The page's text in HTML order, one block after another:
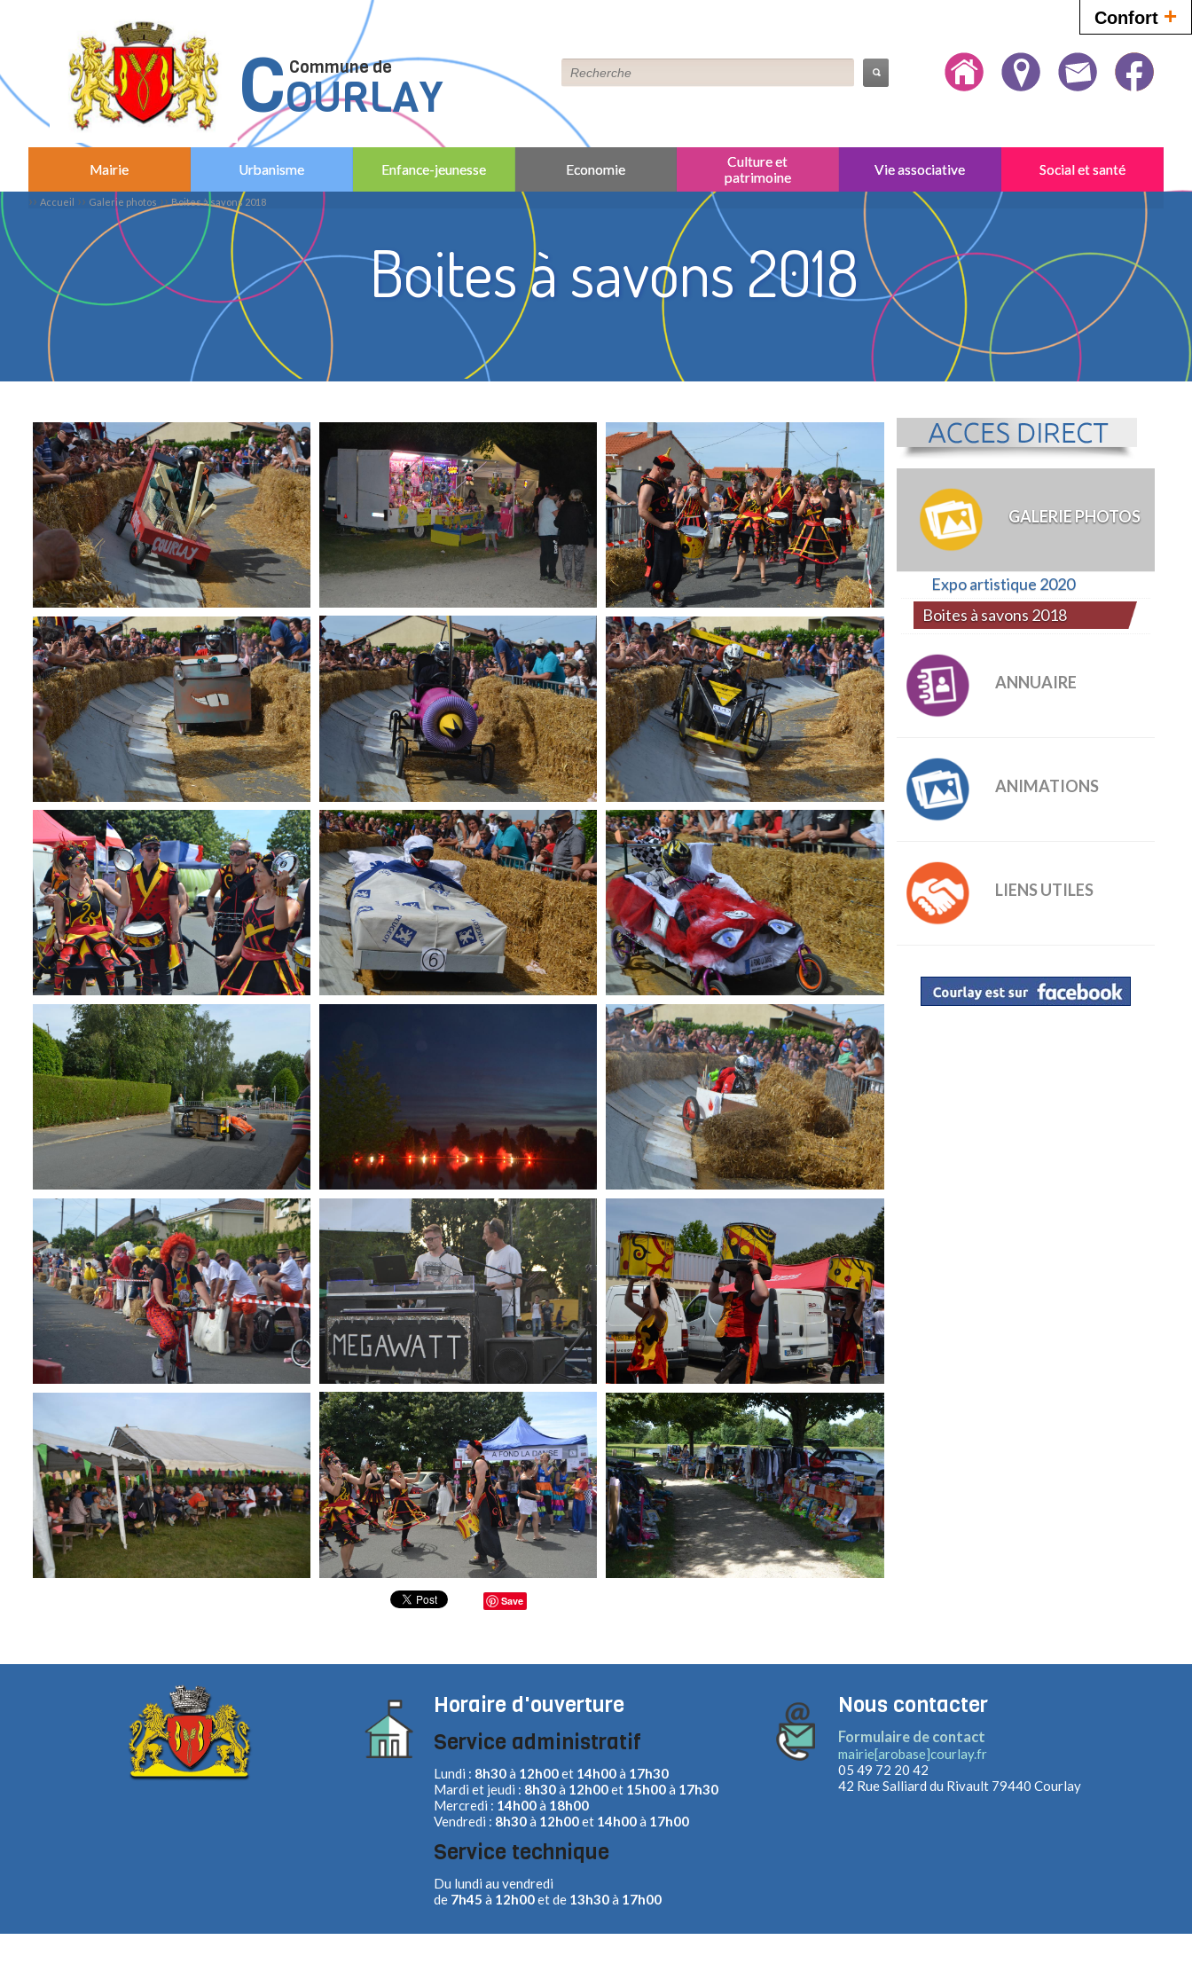
Confort +
Mairie Urbanisme Enfance-jeunesse Economie
Culture et
patrimoine
Vie associative Social et santé
›› Accueil ›› Galerie photos ››Boites à savons 2018
Boites à savons 2018
Commune de
COURLAY
Save
GALERIE PHOTOS
Expo artistique 2020
Boites à savons 2018
ANNUAIRE
ANIMATIONS
LIENS UTILES
Horaire d'ouverture
Service administratif
Lundi : 8h30à 12h00et 14h00à 17h30
Mardi et jeudi : 8h30à 12h00et 15h00à 17h30
Mercredi : 14h00à 18h00
Vendredi : 8h30à 12h00et 14h00à 17h00
Service technique
Du lundi au vendredi
de 7h45 à 12h00et de 13h30à 17h00
Nous contacter
Formulaire de contact
mairie[arobase]courlay.fr
05 49 72 20 42
42 Rue Salliard du Rivault 79440 Courlay